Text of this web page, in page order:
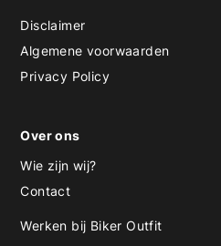
Disclaimer
Algemene voorwaarden
Privacy Policy
Over ons
Wie zijn wij?
Contact
Werken bij Biker Outfit